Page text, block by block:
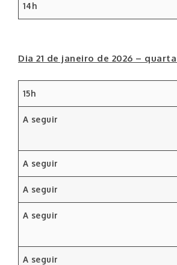
14h
Dia 21 de janeiro de 2026 –
15h
A seguir
A seguir
A seguir
A seguir
A seguir